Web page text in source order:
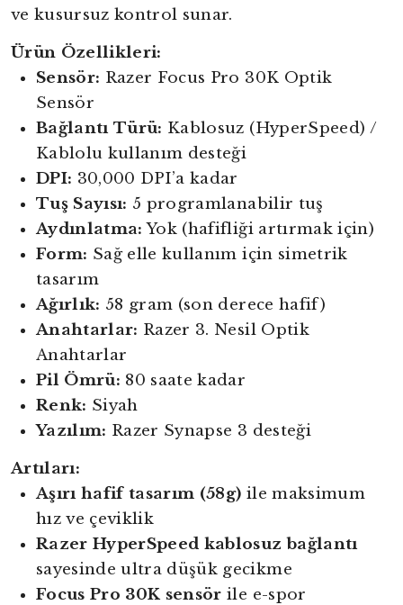
ve kusursuz kontrol sunar.
Ürün Özellikleri:
Sensör: Razer Focus Pro 30K Optik
Sensör
Bağlantı Türü: Kablosuz (HyperSpeed) /
Kablolu kullanım desteği
DPI: 30,000 DPI’a kadar
Tuş Sayısı: 5 programlanabilir tuş
Aydınlatma: Yok (hafifliği artırmak için)
Form: Sağ elle kullanım için simetrik
tasarım
Ağırlık: 58 gram (son derece hafif)
Anahtarlar: Razer 3. Nesil Optik
Anahtarlar
Pil Ömrü: 80 saate kadar
Renk: Siyah
Yazılım: Razer Synapse 3 desteği
Artıları:
Aşırı hafif tasarım (58g) ile maksimum
hız ve çeviklik
Razer HyperSpeed kablosuz bağlantı
sayesinde ultra düşük gecikme
Focus Pro 30K sensör ile e-spor